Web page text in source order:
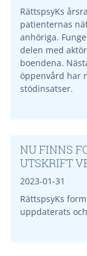
RättspsyKs
patienternas
anhöriga.
delen med
boendena.
öppenvård har
stödinsatser.
NU FINNS
UTSKRIFT
2023-01-31
RättspsyKs
uppdaterats